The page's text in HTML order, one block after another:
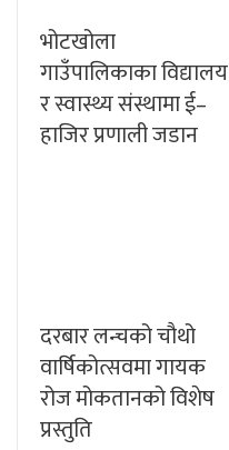
भोटखोला
गाउँपालिकाका विद्यालय
र स्वास्थ्य संस्थामा ई–
हाजिर प्रणाली जडान
दरबार लन्चको चौथो
वार्षिकोत्सवमा गायक
रोज मोकतानको विशेष
प्रस्तुति